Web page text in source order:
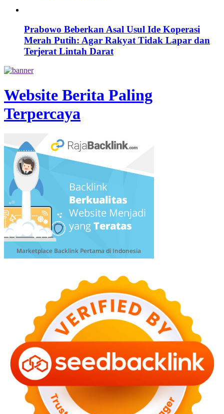
Prabowo Beberkan Asal Usul Ide Koperasi
Merah Putih: Agar Rakyat Tidak Lapar dan
Terjerat Lintah Darat
Website Berita Paling
Terpercaya